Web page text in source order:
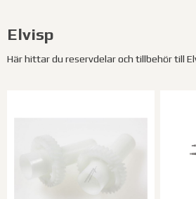
Elvisp
Här hittar du reservdelar och tillbehör till